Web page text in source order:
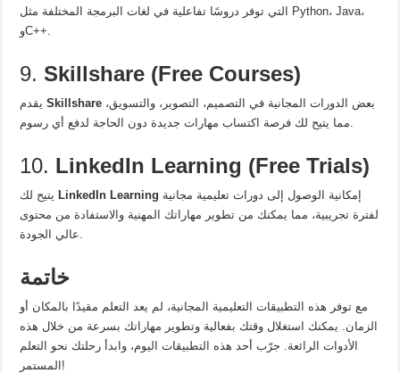
التي توفر دروسًا تفاعلية في لغات البرمجة المختلفة مثل Python، Java،
وC++.
9.Skillshare (Free Courses)
يقدمSkillshare
10. LinkedIn Learning (Free Trials)
يتيح لكLinkedIn Learning
لفترة تجريبية، مما يمكنك من تطوير مهاراتك المهنية والاستفادة من محتوى
خاتمة
مع توفر هذه التطبيقات التعليمية المجانية، لم يعد التعلم مقيدًا بالمكان أو
الزمان. يمكنك استغلال وقتك بفعالية وتطوير مهاراتك بسرعة من خلال هذه
الأدوات الرائعة. جرّب أحد هذه التطبيقات اليوم، وابدأ رحلتك نحو التعلم
المستمر!